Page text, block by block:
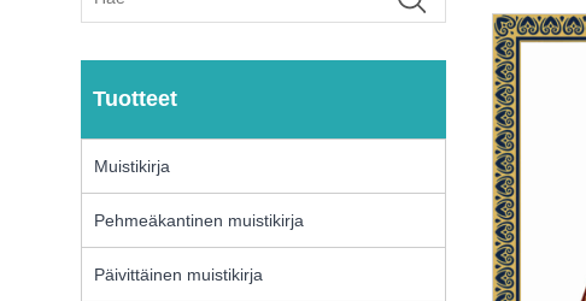
Tuotteet
Muistikirja
Pehmeäkantinen muistikirja
Päivittäinen muistikirja